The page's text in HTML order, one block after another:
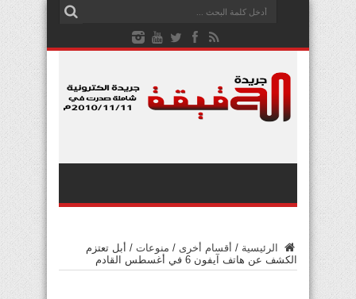
الرئيسية / أقسام أخرى / منوعات / أبل تعتزم
الكشف عن هاتف آيفون 6 في أغسطس القادم